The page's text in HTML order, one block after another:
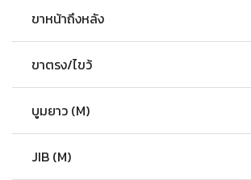
ขาหน้าถึงหลัง
ขาตรง/ไขว้
บูมยาว (M)
JIB (M)